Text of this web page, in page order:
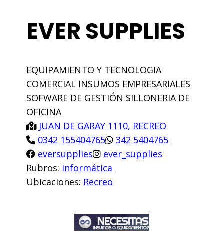
EVER SUPPLIES
EQUIPAMIENTO Y TECNOLOGIA
COMERCIAL INSUMOS EMPRESARIALES
SOFWARE DE GESTIÓN SILLONERIA DE
OFICINA
JUAN DE GARAY 1110, RECREO
0342 155404765
342 5404765
eversupplies
ever_supplies
Rubros: informática
Ubicaciones: Recreo